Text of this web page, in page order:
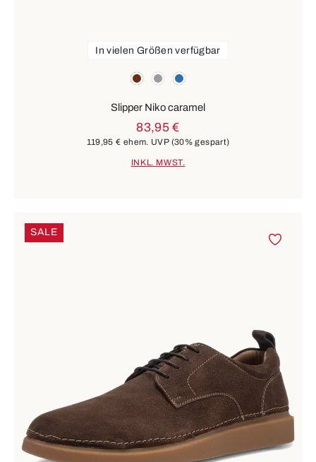
braungrau blau
In vielen Größen verfügbar
Slipper Niko caramel
83,95 €
119,95 € ehem. UVP (30% gespart)
INKL. MWST.
SALE